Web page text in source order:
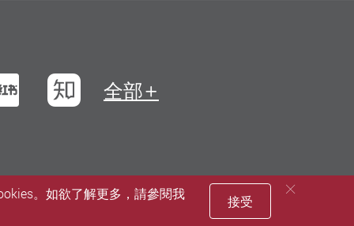
微博
小紅書
知乎
全部
。如欲了解更多，請參閱我 接受